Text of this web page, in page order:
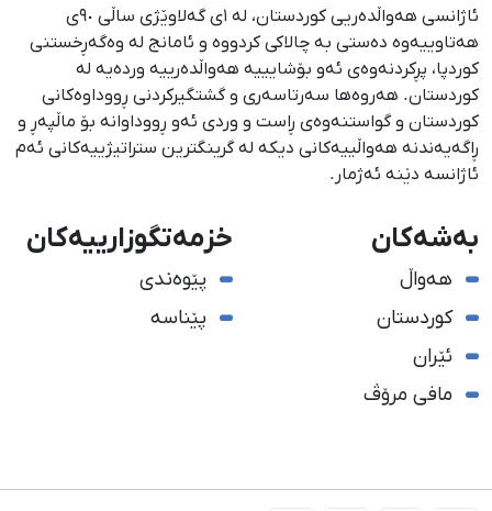
ئاژانسی هەواڵدەریی کوردستان، لە ١ی گەلاوێژی ساڵی ٩٠ی
هەتاوییەوە دەستی بە چالاکی کردووە و ئامانج لە وەگەڕخستنی
كوردپا، پڕكردنەوەی ئەو بۆشایییە هەواڵدەرییە وردەیە لە
كوردستان. هەروەها سەرتاسەری و گشتگیركردنی ڕووداوەكانی
كوردستان و گواستنەوەی ڕاست و وردی ئەو ڕووداوانە بۆ ماڵپەڕ و
ڕاگەیەندنە هەواڵییەكانی دیكە لە گرینگترین ستراتیژییەكانی ئەم
ئاژانسە دێنە ئەژمار.
بەشەکان
هەواڵ
کوردستان
ئێران
مافی مرۆڤ
خزمەتگوزارییەکان
پێوەندی
پێناسە